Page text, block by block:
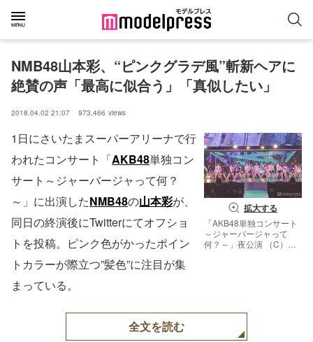
NMB48山本彩、“ピンクグラデ風”斬新ヘアに
絶賛の声「最高に似合う」「真似したい」
2018.04.02 21:07 973,466 views
拡大する
「AKB48単独コンサート
～ジャーバージャって
何？～」夜公演 （C）モ
1日にさいたまスーパーアリーナで行
われたコンサート「AKB48単独コン
サート～ジャーバージャって何？
～」に出演したNMB48の山本彩が、
同日の終演後にTwitterにてオフショ
トを投稿。ピンク色がかったポイン
トカラーが際立つ”髪色”に注目が集
まっている。
全文を読む